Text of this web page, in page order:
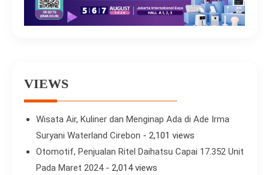
VIEWS
Wisata Air, Kuliner dan Menginap Ada di Ade Irma
Suryani Waterland Cirebon - 2,101 views
Otomotif, Penjualan Ritel Daihatsu Capai 17.352 Unit
Pada Maret 2024- 2,014 views